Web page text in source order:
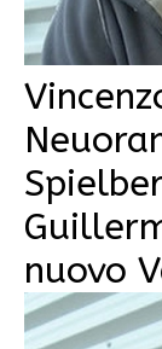
nuovo